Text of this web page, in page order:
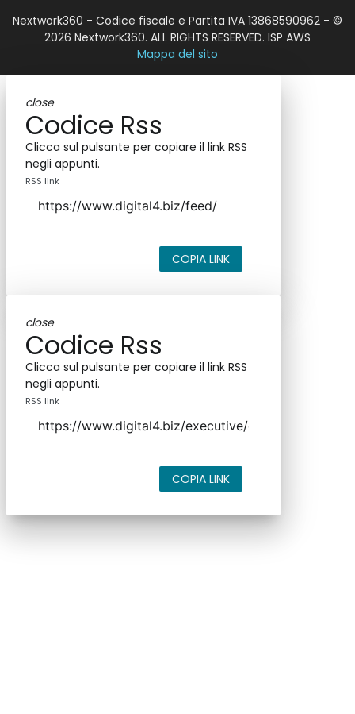
Nextwork360 - Codice fiscale e Partita IVA 13868590962 - ©
2026 Nextwork360. ALL RIGHTS RESERVED. ISP AWS
Mappa del sito
close
Codice Rss
Clicca sul pulsante per copiare il link RSS
negli appunti.
RSS link
COPIA LINK
close
Codice Rss
Clicca sul pulsante per copiare il link RSS
negli appunti.
RSS link
COPIA LINK